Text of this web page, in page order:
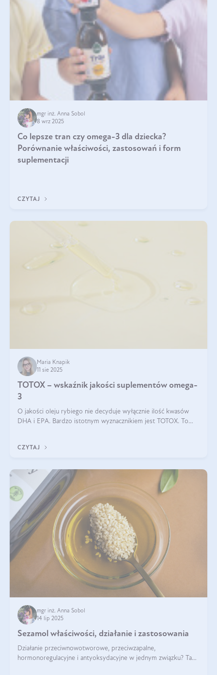
mgr inż. Anna Sobol
8 wrz 2025
Co lepsze tran czy omega-3 dla dziecka?
Porównanie właściwości, zastosowań i form
suplementacji
CZYTAJ
Maria Knapik
11 sie 2025
TOTOX – wskaźnik jakości suplementów omega-
3
O jakości oleju rybiego nie decyduje wyłącznie ilość kwasów
DHA i EPA. Bardzo istotnym wyznacznikiem jest TOTOX. To
CZYTAJ
mgr inż. Anna Sobol
14 lip 2025
Sezamol właściwości, działanie i zastosowania
Działanie przeciwnowotworowe, przeciwzapalne,
hormonoregulacyjne i antyoksydacyjne w jednym związku? Tak